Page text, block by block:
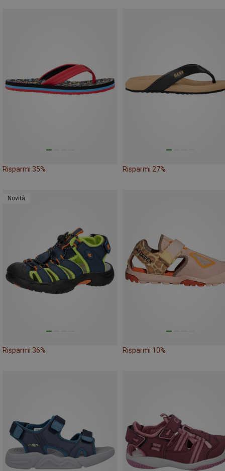
Risparmi 35% Risparmi 27%
Novità
Risparmi 36% Risparmi 10%